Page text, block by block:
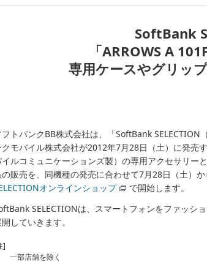
SoftBank
「ARROWS A
専用ケースやグリッ
トバンクBB株式会社は、「SoftBank
モバイル株式会社が2012年7月28日（土）に発売
ルコミュニケーションズ製）の専用アクセサリー
販売を、同機種の発売に合わせて7月28日（土）
オンラインショップ
で開始します。
SELECTIONは、スマートフォンをファッシ
していきます。
]
一部店舗を除く